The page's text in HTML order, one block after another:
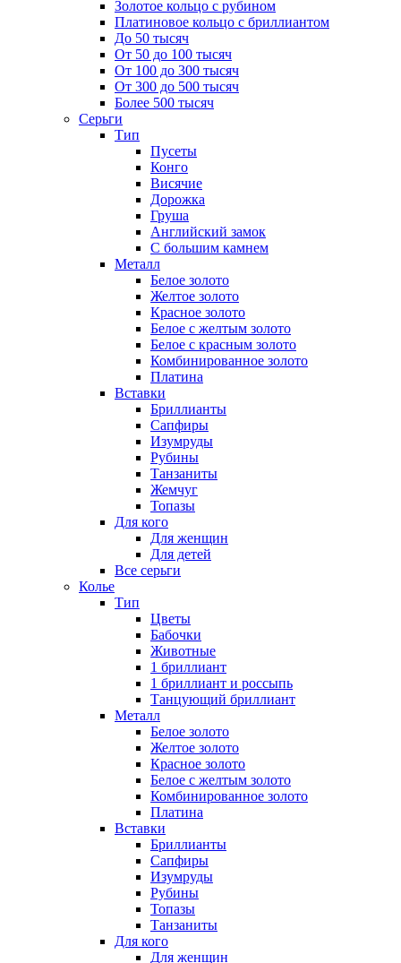
Золотое кольцо с рубином
Платиновое кольцо с бриллиантом
До 50 тысяч
От 50 до 100 тысяч
От 100 до 300 тысяч
От 300 до 500 тысяч
Более 500 тысяч
Серьги
Тип
Пусеты
Конго
Висячие
Дорожка
Груша
Английский замок
С большим камнем
Металл
Белое золото
Желтое золото
Красное золото
Белое с желтым золото
Белое с красным золото
Комбинированное золото
Платина
Вставки
Бриллианты
Сапфиры
Изумруды
Рубины
Танзаниты
Жемчуг
Топазы
Для кого
Для женщин
Для детей
Все серьги
Колье
Тип
Цветы
Бабочки
Животные
1 бриллиант
1 бриллиант и россыпь
Танцующий бриллиант
Металл
Белое золото
Желтое золото
Красное золото
Белое с желтым золото
Комбинированное золото
Платина
Вставки
Бриллианты
Сапфиры
Изумруды
Рубины
Топазы
Танзаниты
Для кого
Для женщин